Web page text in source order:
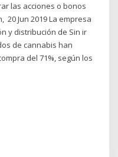
las acciones o bonos
Jun 2019 La empresa
y distribución de Sin ir
de cannabis han
del 71%, según los